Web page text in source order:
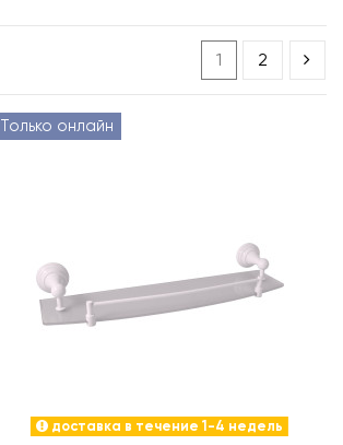
1 2
Только онлайн
доставка в течение 1-4 недель